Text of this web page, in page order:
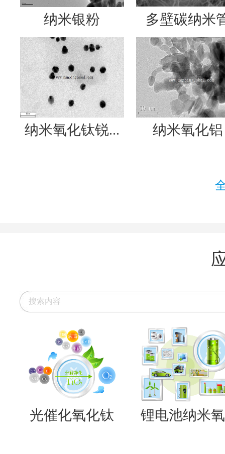
纳米银粉 多壁碳纳米
纳米氧化钛锐... 纳米氧化铝
光催化氧化钛 锂电池纳米